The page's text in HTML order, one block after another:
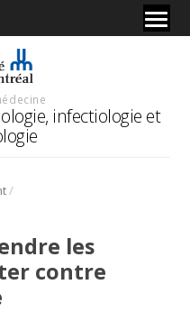
infectiologie et
/
les
contre